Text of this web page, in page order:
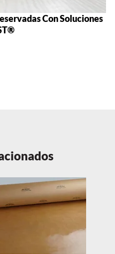
Con Soluciones